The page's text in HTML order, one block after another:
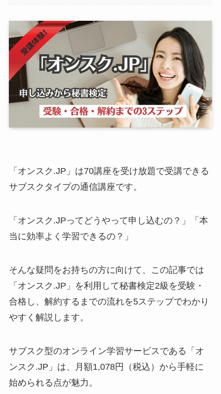
「オンスク.JP」は70講座を受け放題で受講できる
サブスクタイプの通信講座です。
「オンスク.JPってどうやって申し込むの？」「本
当に効率よく学習できるの？」
そんな疑問をお持ちの方に向けて、この記事では
「オンスク.JP」を利用して秘書検定2級を受験・
合格し、解約するまでの流れを5ステップでわかり
やすく解説します。
サブスク型のオンライン学習サービスである「オ
ンスク.JP」は、月額1,078円（税込）から手軽に
始められる点が魅力。